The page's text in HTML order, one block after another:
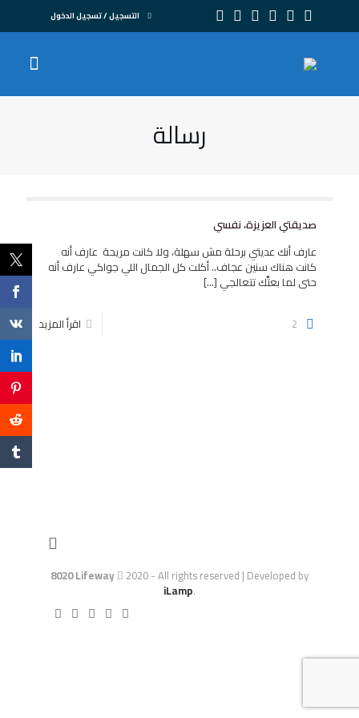
التسجيل / تسجيل الدخول
رسالة
صديقتي العزيزة، نفسي
عارف أنك عديتي برحلة مش سهلة، ولا كانت مريحة عارف أنه
كانت هناك سنين عجاف.. أكلت كل الجمال اللي جواكي عارف أنه
حتى لما بعتِّك تتعالجي […]
2 اقرأ المزيد
8020 Lifeway 2020 - All rights reserved | Developed by
iLamp.